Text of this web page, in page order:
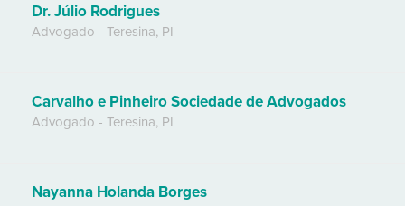
Dr. Júlio Rodrigues
Advogado - Teresina, PI
Carvalho e Pinheiro Sociedade de Advogados
Advogado - Teresina, PI
Nayanna Holanda Borges